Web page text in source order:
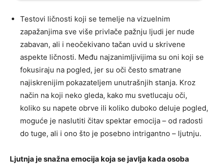
Testovi ličnosti koji se temelje na vizuelnim
zapažanjima sve više privlače pažnju ljudi jer nude
zabavan, ali i neočekivano tačan uvid u skrivene
aspekte ličnosti. Među najzanimljivijima su oni koji se
fokusiraju na pogled, jer su oči često smatrane
najiskrenijim pokazateljem unutrašnjih stanja. Kroz
način na koji neko gleda, kako mu svetlucaju oči,
koliko su napete obrve ili koliko duboko deluje pogled,
moguće je naslutiti čitav spektar emocija – od radosti
do tuge, ali i ono što je posebno intrigantno – ljutnju.
Ljutnja je snažna emocija koja se javlja kada osoba